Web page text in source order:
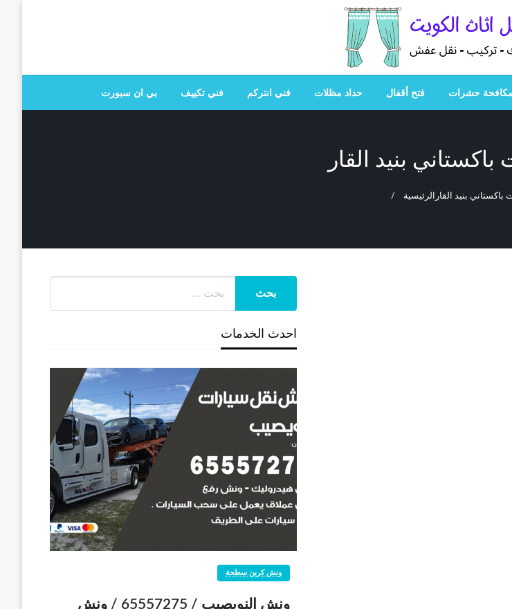
خدمات بالكويت؟ خدمة فك نقل تركيب صيانة تصليح جميع الخدمات المنزلية في الكويت
مكافحة حشرات فتح أقفال حداد مظلات فني انتركم فني تكييف بي ان سبورت
بنيد القار
الرئيسية باكستاني بنيد القار
احدث الخدمات
ونش كرين سطحة
ونش النويصيب / 65557275 / ونش